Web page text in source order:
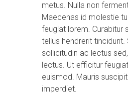
metus. Nulla non
Maecenas id molestie
feugiat lorem. Curabitur
tellus hendrerit
sollicitudin ac lectus
lectus. Ut efficitur
euismod. Mauris
imperdiet.